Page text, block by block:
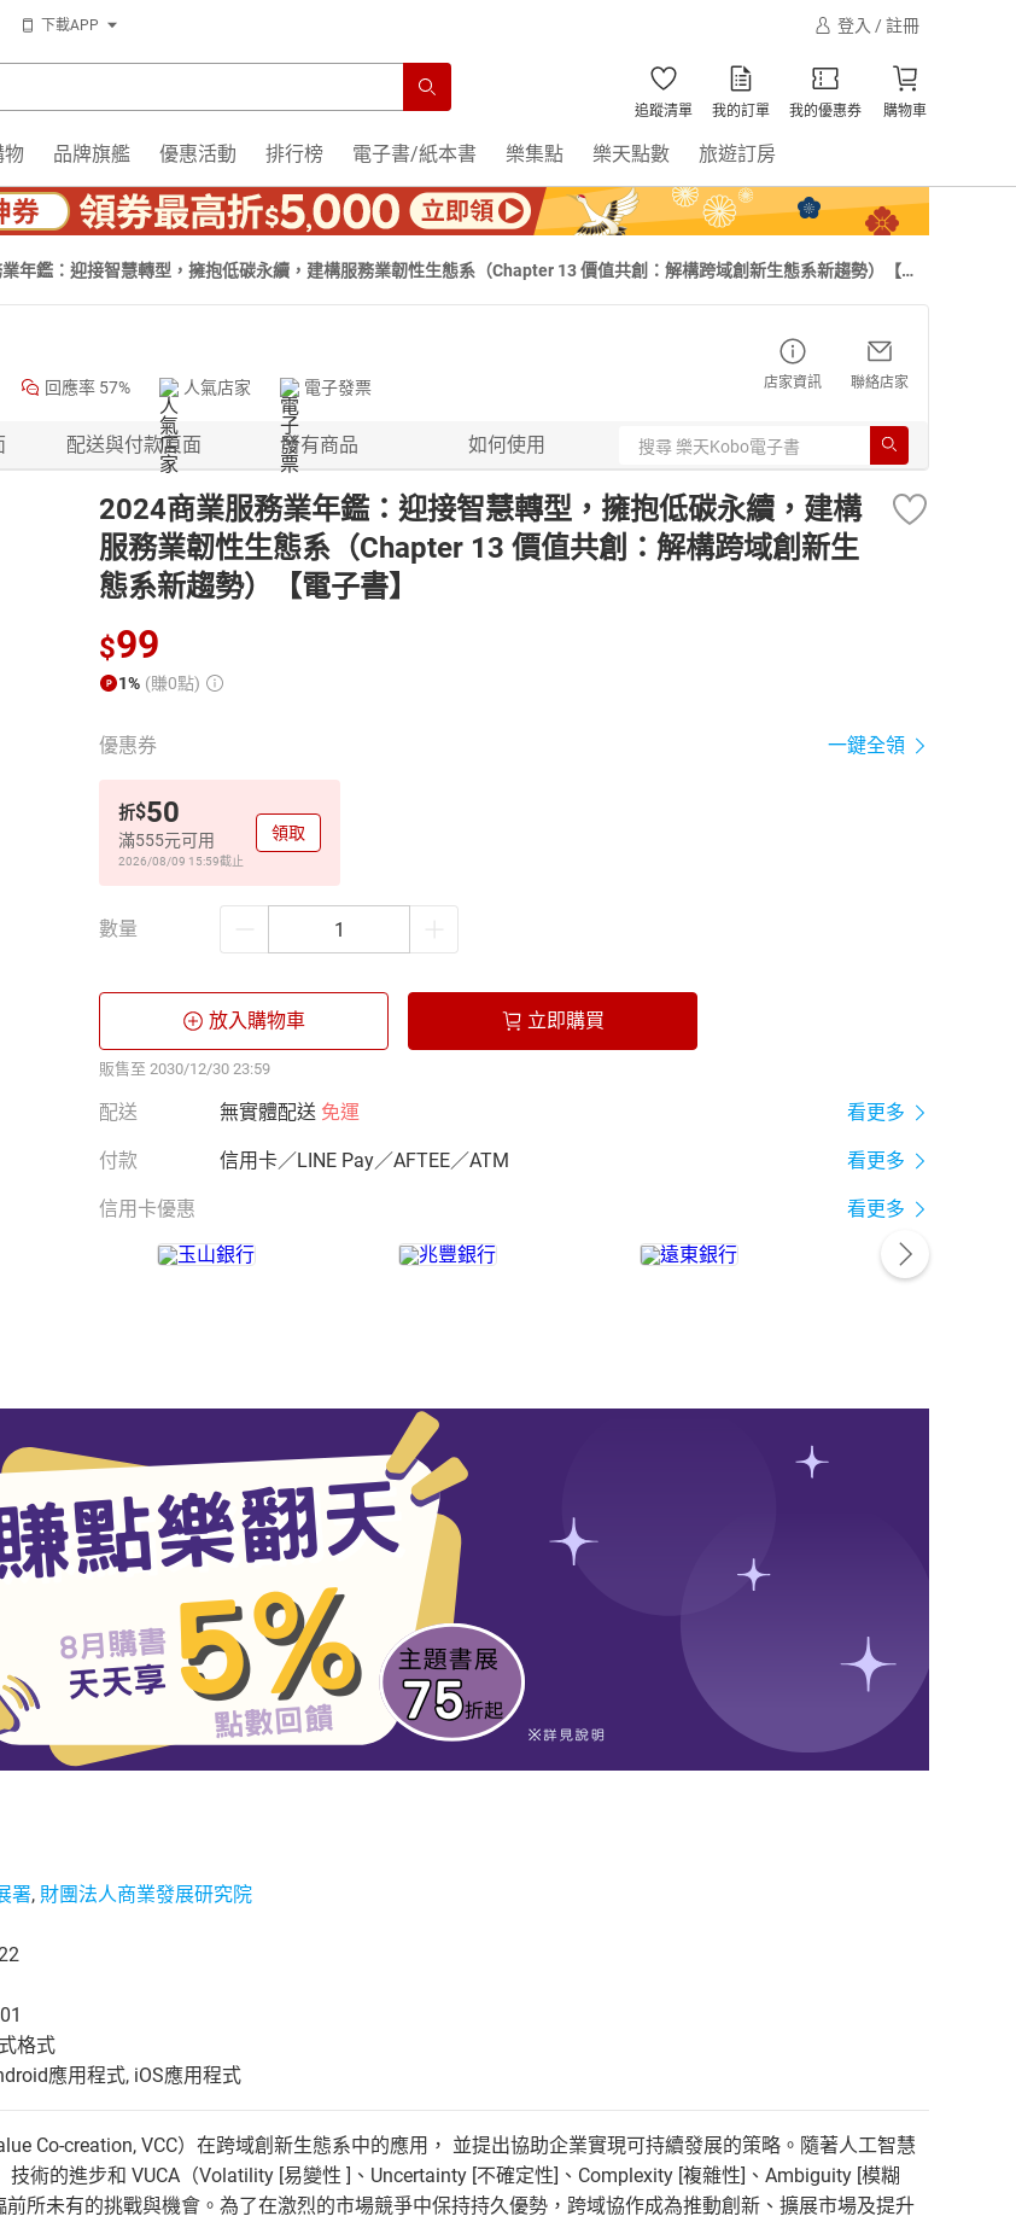
下載APP 登入 / 註冊
追蹤清單 我的訂單 我的優惠券 購物車
物 品牌旗艦 優惠活動 排行榜 電子書/紙本書 樂集點 樂天點數 旅遊訂房
年鑑：迎接智慧轉型，擁抱低碳永續，建構服務業韌性生態系（Chapter 13 價值共創：解構跨域創新生態系新趨勢）【電
回應率 57% 人氣店家 電子發票 店家資訊 聯絡店家
配送與付款頁面 所有商品 如何使用
2024商業服務業年鑑：迎接智慧轉型，擁抱低碳永續，建構
服務業韌性生態系（Chapter 13 價值共創：解構跨域創新生
態系新趨勢）【電子書】
$99
1% (賺0點)
優惠券 一鍵全領
折$50
滿555元可用
2026/08/09 15:59截止
領取
數量
放入購物車 立即購買
販售至 2030/12/30 23:59
配送 無實體配送 免運 看更多
付款 信用卡／LINE Pay／AFTEE／ATM 看更多
信用卡優惠 看更多
署, 財團法人商業發展研究院
格式
應用程式, iOS應用程式
Co-creation, VCC）在跨域創新生態系中的應用， 並提出協助企業實現可持續發展的策略。隨著人工智慧
技術的進步和 VUCA（Volatility [易變性 ]、Uncertainty [不確定性]、Complexity [複雜性]、Ambiguity [模糊
所未有的挑戰與機會。為了在激烈的市場競爭中保持持久優勢，跨域協作成為推動創新、擴展市場及提升